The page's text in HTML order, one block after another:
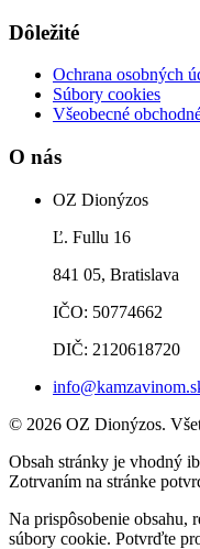
Dôležité
Ochrana osobných
Súbory cookies
Všeobecné
O nás
OZ Dionýzos
Ľ. Fullu 16
841 05, Bratislava
IČO: 50774662
DIČ: 2120618720
© 2026 OZ Dionýzos.
Obsah stránky je vhodný
Zotrvaním na stránke
Na prispôsobenie obsahu,
súbory cookie. Potvrďte